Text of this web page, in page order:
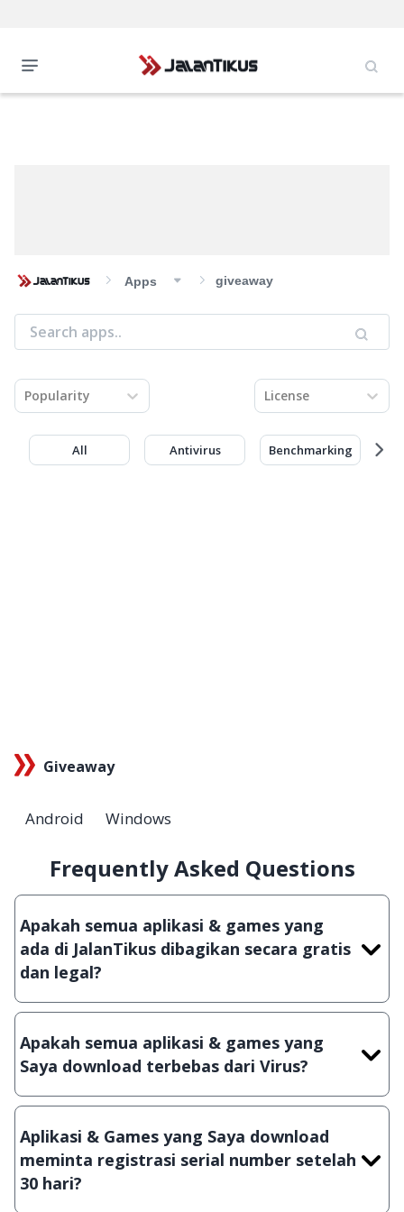
Apps giveaway
Popularity
All Antivirus Benchmarking
License
Giveaway
Android Windows
Frequently Asked Questions
Apakah semua aplikasi & games yang
ada di JalanTikus dibagikan secara gratis
dan legal?
Ya, JalanTikus hanya membagikan aplikasi &
games yang gratis (Freeware) dan legal, dalam
artian tidak (bajakan) hasil crack, patch atau
semacamnya.
Apakah semua aplikasi & games yang
Saya download terbebas dari Virus?
Ya, JalanTikus selalu melakukan scanning dengan
3 jenis Antivirus (Kaspersky, AVG & Avast) sebelum
menerbitkan suatu aplikasi atau games, sehingga
bisa dijamin 100% terbebas dari virus.
Aplikasi & Games yang Saya download
meminta registrasi serial number setelah
30 hari?